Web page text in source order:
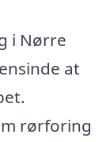
i Nørre
at
rørforing